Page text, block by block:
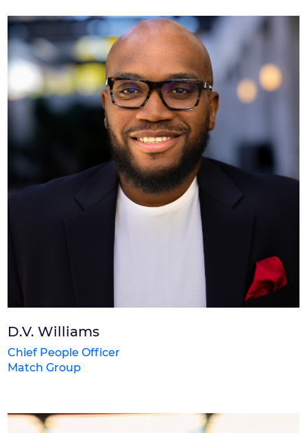
D.V. Williams
Chief People Officer
Match Group